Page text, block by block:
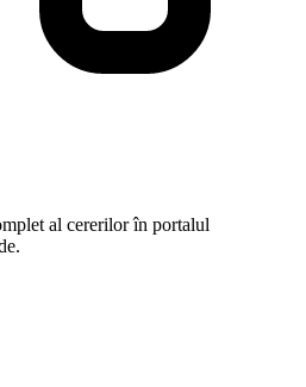
al cererilor în portalul